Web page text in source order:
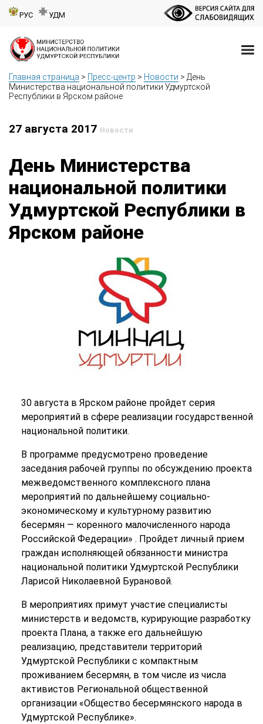
РУС УДМ
Главная страница > Пресс-центр > Новости > День
Министерства национальной политики Удмуртской
Республики в Ярском районе
27 августа 2017 Новости
День Министерства
национальной политики
Удмуртской Республики в
Ярском районе
30 августа в Ярском районе пройдет серия
мероприятий в сфере реализации государственной
национальной политики.
В программе предусмотрено проведение
заседания рабочей группы по обсуждению проекта
межведомственного комплексного плана
мероприятий по дальнейшему социально-
экономическому и культурному развитию
бесермян — коренного малочисленного народа
Российской Федерации» . Пройдет личный прием
граждан исполняющей обязанности министра
национальной политики Удмуртской Республики
Ларисой Николаевной Бурановой.
В мероприятиях примут участие специалисты
министерств и ведомств, курирующие разработку
проекта Плана, а также его дальнейшую
реализацию, представители территорий
Удмуртской Республики с компактным
проживанием бесермян, в том числе из числа
активистов Региональной общественной
организации «Общество бесермянского народа в
Удмуртской Республике».